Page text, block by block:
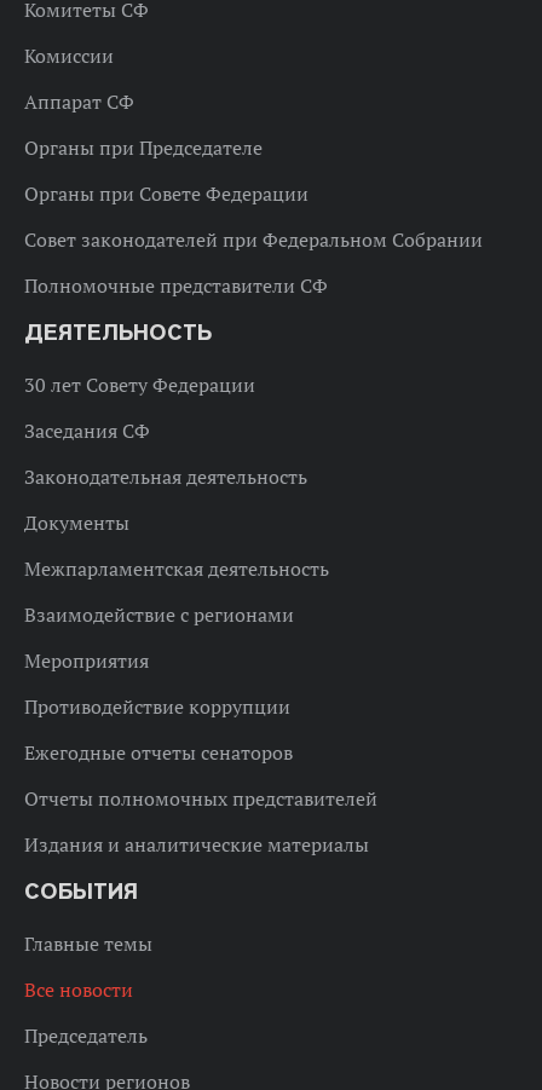
Комитеты СФ
Комиссии
Аппарат СФ
Органы при Председателе
Органы при Совете Федерации
Совет законодателей при Федеральном Собрании
Полномочные представители СФ
ДЕЯТЕЛЬНОСТЬ
30 лет Совету Федерации
Заседания СФ
Законодательная деятельность
Документы
Межпарламентская деятельность
Взаимодействие с регионами
Мероприятия
Противодействие коррупции
Ежегодные отчеты сенаторов
Отчеты полномочных представителей
Издания и аналитические материалы
СОБЫТИЯ
Главные темы
Все новости
Председатель
Новости регионов